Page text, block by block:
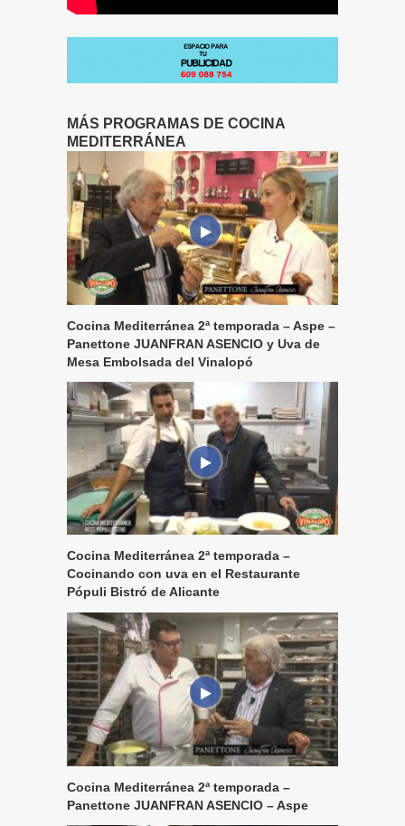
MÁS PROGRAMAS DE COCINA
MEDITERRÁNEA
Cocina Mediterránea 2ª temporada – Aspe –
Panettone JUANFRAN ASENCIO y Uva de
Mesa Embolsada del Vinalopó
Cocina Mediterránea 2ª temporada –
Cocinando con uva en el Restaurante
Pópuli Bistró de Alicante
Cocina Mediterránea 2ª temporada –
Panettone JUANFRAN ASENCIO – Aspe